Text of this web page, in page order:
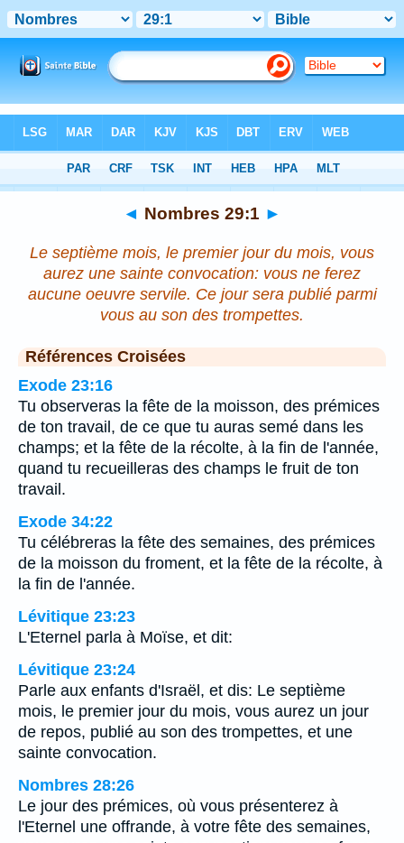
Chapitre 29> Verset 1
◄ Nombres 29:1 ►
Le septième mois, le premier jour du mois, vous
aurez une sainte convocation: vous ne ferez
aucune oeuvre servile. Ce jour sera publié parmi
vous au son des trompettes.
Références Croisées
Exode 23:16
Tu observeras la fête de la moisson, des prémices
de ton travail, de ce que tu auras semé dans les
champs; et la fête de la récolte, à la fin de l'année,
quand tu recueilleras des champs le fruit de ton
travail.
Exode 34:22
Tu célébreras la fête des semaines, des prémices
de la moisson du froment, et la fête de la récolte, à
la fin de l'année.
Lévitique 23:23
L'Eternel parla à Moïse, et dit:
Lévitique 23:24
Parle aux enfants d'Israël, et dis: Le septième
mois, le premier jour du mois, vous aurez un jour
de repos, publié au son des trompettes, et une
sainte convocation.
Nombres 28:26
Le jour des prémices, où vous présenterez à
l'Eternel une offrande, à votre fête des semaines,